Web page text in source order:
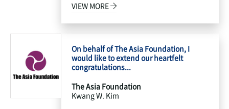
VIEW MORE
On behalf of The Asia Foundation, I
would like to extend our heartfelt
congratulations...
The Asia Foundation
Kwang W. Kim